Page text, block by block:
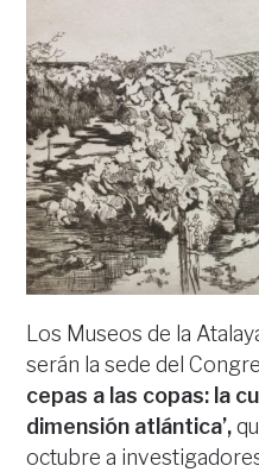
Los Museos de la
serán la sede del
cepas a las copas: la
dimensión atlántica’,
octubre a